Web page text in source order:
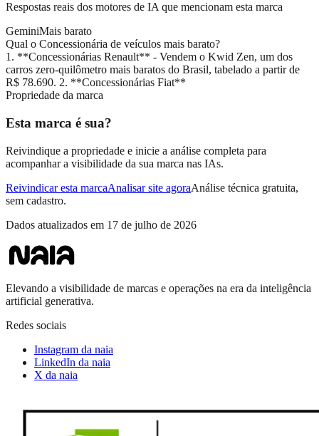
Respostas reais dos motores de IA que mencionam esta marca
GeminiMais barato
Qual o Concessionária de veículos mais barato?
1. **Concessionárias Renault** - Vendem o Kwid Zen, um dos
carros zero-quilômetro mais baratos do Brasil, tabelado a partir de
R$ 78.690. 2. **Concessionárias Fiat**
Propriedade da marca
Esta marca é sua?
Reivindique a propriedade e inicie a análise completa para
acompanhar a visibilidade da sua marca nas IAs.
Reivindicar esta marcaAnalisar site agoraAnálise técnica gratuita,
sem cadastro.
Dados atualizados em 17 de julho de 2026
Elevando a visibilidade de marcas e operações na era da inteligência
artificial generativa.
Redes sociais
Instagram da naia
LinkedIn da naia
X da naia